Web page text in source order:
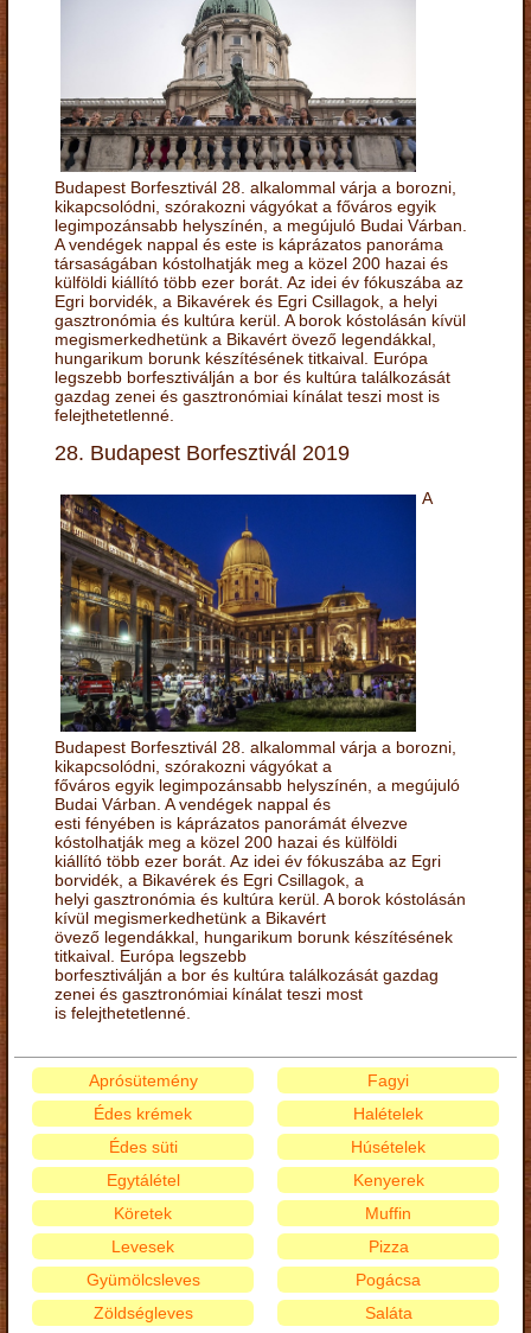
Budapest Borfesztivál 28. alkalommal várja a borozni,
kikapcsolódni, szórakozni vágyókat a főváros egyik
legimpozánsabb helyszínén, a megújuló Budai Várban.
A vendégek nappal és este is káprázatos panoráma
társaságában kóstolhatják meg a közel 200 hazai és
külföldi kiállító több ezer borát. Az idei év fókuszába az
Egri borvidék, a Bikavérek és Egri Csillagok, a helyi
gasztronómia és kultúra kerül. A borok kóstolásán kívül
megismerkedhetünk a Bikavért övező legendákkal,
hungarikum borunk készítésének titkaival. Európa
legszebb borfesztiválján a bor és kultúra találkozását
gazdag zenei és gasztronómiai kínálat teszi most is
felejthetetlenné.
28. Budapest Borfesztivál 2019
A
Budapest Borfesztivál 28. alkalommal várja a borozni,
kikapcsolódni, szórakozni vágyókat a
főváros egyik legimpozánsabb helyszínén, a megújuló
Budai Várban. A vendégek nappal és
esti fényében is káprázatos panorámát élvezve
kóstolhatják meg a közel 200 hazai és külföldi
kiállító több ezer borát. Az idei év fókuszába az Egri
borvidék, a Bikavérek és Egri Csillagok, a
helyi gasztronómia és kultúra kerül. A borok kóstolásán
kívül megismerkedhetünk a Bikavért
övező legendákkal, hungarikum borunk készítésének
titkaival. Európa legszebb
borfesztiválján a bor és kultúra találkozását gazdag
zenei és gasztronómiai kínálat teszi most
is felejthetetlenné.
Aprósütemény
Édes krémek
Édes süti
Egytálétel
Fagyi
Halételek
Húsételek
Kenyerek
Köretek
Levesek
Gyümölcsleves
Zöldségleves
Muffin
Pizza
Pogácsa
Saláta